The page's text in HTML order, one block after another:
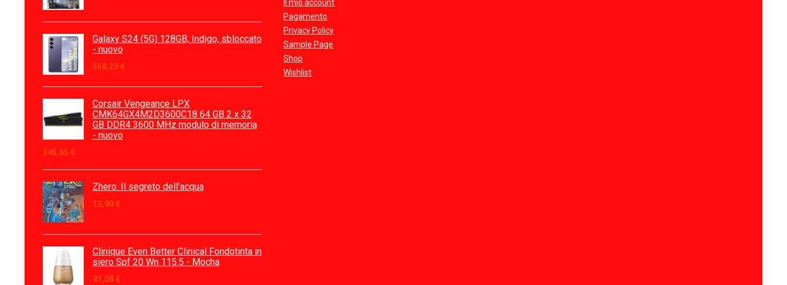
Galaxy S24 (5G) 128GB, Indigo, sbloccato
- nuovo
558,29 €
Corsair Vengeance LPX
CMK64GX4M2D3600C18 64 GB 2 x 32
GB DDR4 3600 MHz modulo di memoria
- nuovo
345,65 €
Zhero. Il segreto dell'acqua
12,90 €
Clinique Even Better Clinical Fondotinta in
siero Spf 20 Wn 115.5 - Mocha
81,08 €
Il mio account
Pagamento
Privacy Policy
Sample Page
Shop
Wishlist